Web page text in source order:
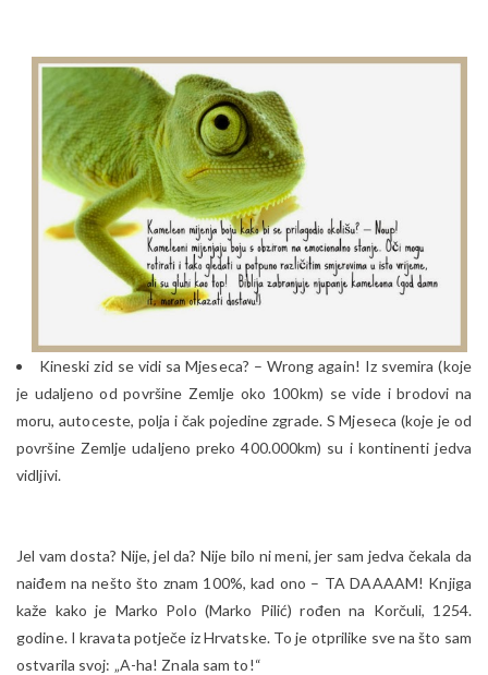
Kineski zid se vidi sa Mjeseca? – Wrong again! Iz svemira (koje
je udaljeno od površine Zemlje oko 100km) se vide i brodovi na
moru, autoceste, polja i čak pojedine zgrade. S Mjeseca (koje je od
površine Zemlje udaljeno preko 400.000km) su i kontinenti jedva
vidljivi.
Jel vam dosta? Nije, jel da? Nije bilo ni meni, jer sam jedva čekala da
naiđem na nešto što znam 100%, kad ono – TA DAAAAM! Knjiga
kaže kako je Marko Polo (Marko Pilić) rođen na Korčuli, 1254.
godine. I kravata potječe iz Hrvatske. To je otprilike sve na što sam
ostvarila svoj: „A-ha! Znala sam to!“